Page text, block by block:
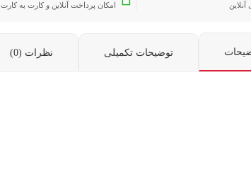
امکان پرداخت آنلاین و کارت به کارت
توضیحات تکمیلی نظرات (0)